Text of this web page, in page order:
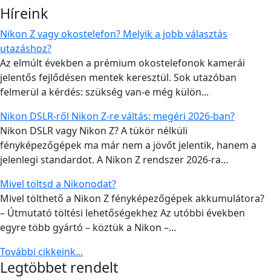
Híreink
Nikon Z vagy okostelefon? Melyik a jobb választás
utazáshoz?
Az elmúlt években a prémium okostelefonok kamerái
jelentős fejlődésen mentek keresztül. Sok utazóban
felmerül a kérdés: szükség van-e még külön...
Nikon DSLR-ről Nikon Z-re váltás: megéri 2026-ban?
Nikon DSLR vagy Nikon Z? A tükör nélküli
fényképezőgépek ma már nem a jövőt jelentik, hanem a
jelenlegi standardot. A Nikon Z rendszer 2026-ra...
Mivel töltsd a Nikonodat?
Mivel tölthető a Nikon Z fényképezőgépek akkumulátora?
– Útmutató töltési lehetőségekhez Az utóbbi években
egyre több gyártó – köztük a Nikon –...
További cikkeink...
Legtöbbet rendelt